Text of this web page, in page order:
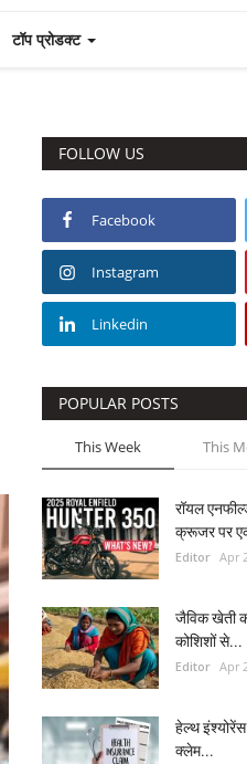
टॉप प्रोडक्ट
FOLLOW US
Facebook
Instagram
Linkedin
POPULAR POSTS
This Week This
रॉयल
क्रूजर पर
Editor Apr
जैविक खेती
कोशिशों से...
Editor Apr
हेल्थ
क्लेम...